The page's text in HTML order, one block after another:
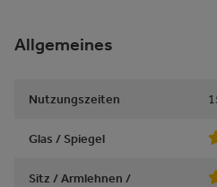
Allgemeines
Nutzungszeiten
Glas / Spiegel
Sitz / Armlehnen /